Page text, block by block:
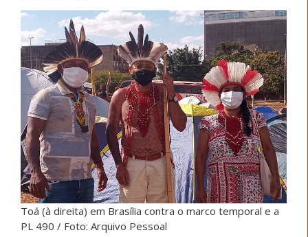
Toá (à direita) em Brasília contra o marco temporal e a
PL 490 / Foto: Arquivo Pessoal